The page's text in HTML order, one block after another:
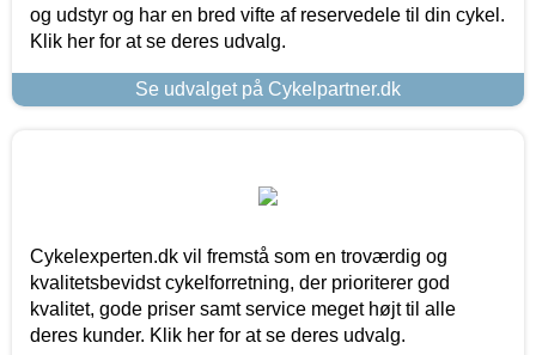
og udstyr og har en bred vifte af reservedele til din cykel.
Klik her for at se deres udvalg.
Se udvalget på Cykelpartner.dk
Cykelexperten.dk vil fremstå som en troværdig og
kvalitetsbevidst cykelforretning, der prioriterer god
kvalitet, gode priser samt service meget højt til alle
deres kunder. Klik her for at se deres udvalg.